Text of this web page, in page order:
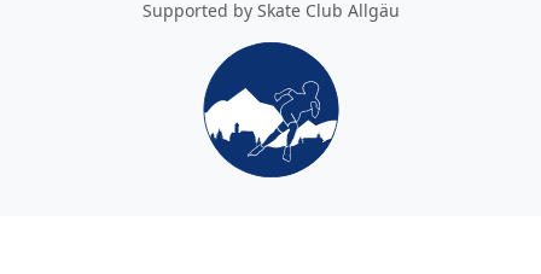
Supported by Skate Club Allgäu